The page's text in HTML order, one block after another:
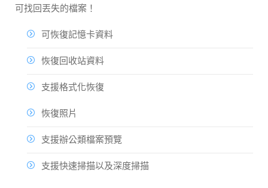
可找回丟失的檔案！
可恢復記憶卡資料
恢復回收站資料
支援格式化恢復
恢復照片
支援辦公類檔案預覽
支援快速掃描以及深度掃描